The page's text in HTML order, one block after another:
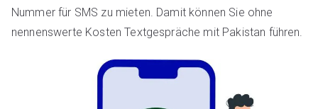
Nummer für SMS zu mieten. Damit können Sie ohne
nennenswerte Kosten Textgespräche mit Pakistan führen.